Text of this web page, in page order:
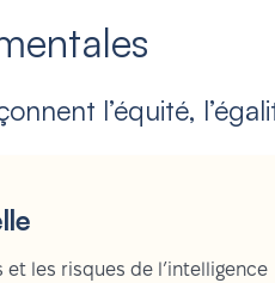
l’équité,
les risques de l’intelligence